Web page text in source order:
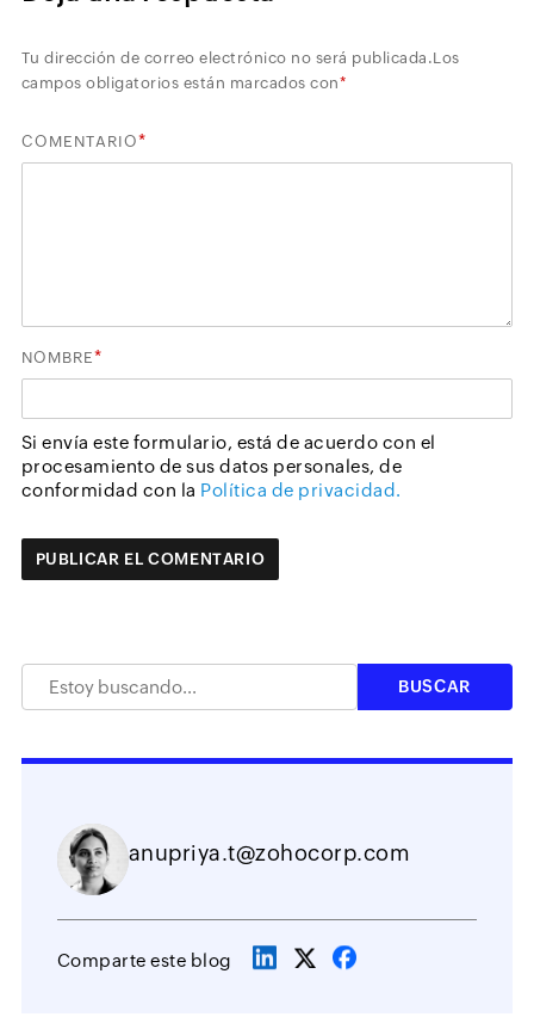
Tu dirección de correo electrónico no será publicada.Los
campos obligatorios están marcados con*
COMENTARIO*
NOMBRE*
Si envía este formulario, está de acuerdo con el
procesamiento de sus datos personales, de
conformidad con la Política de privacidad.
anupriya.t@zohocorp.com
Comparte este blog